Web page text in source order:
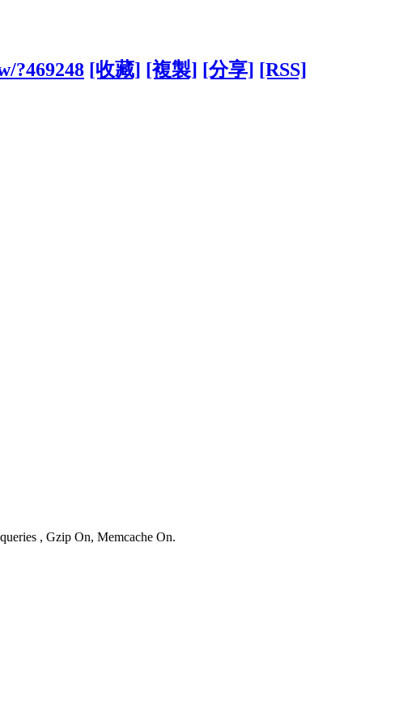
?469248 [收藏] [複製] [分享] [RSS]
, Gzip On, Memcache On.